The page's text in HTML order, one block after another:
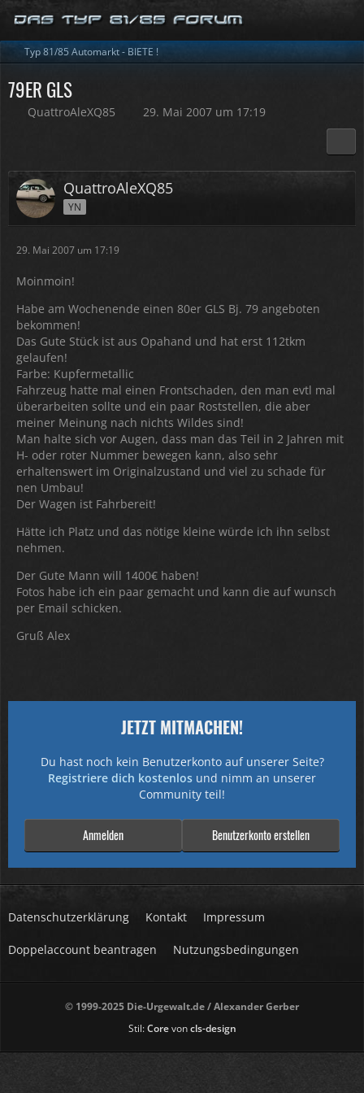
Typ 81/85 Automarkt - BIETE !
79ER GLS
QuattroAleXQ85 29. Mai 2007 um 17:19
QuattroAleXQ85
YN
29. Mai 2007 um 17:19
Moinmoin!
Habe am Wochenende einen 80er GLS Bj. 79 angeboten
bekommen!
Das Gute Stück ist aus Opahand und hat erst 112tkm
gelaufen!
Farbe: Kupfermetallic
Fahrzeug hatte mal einen Frontschaden, den man evtl mal
überarbeiten sollte und ein paar Roststellen, die aber
meiner Meinung nach nichts Wildes sind!
Man halte sich vor Augen, dass man das Teil in 2 Jahren mit
H- oder roter Nummer bewegen kann, also sehr
erhaltenswert im Originalzustand und viel zu schade für
nen Umbau!
Der Wagen ist Fahrbereit!
Hätte ich Platz und das nötige kleine würde ich ihn selbst
nehmen.
Der Gute Mann will 1400€ haben!
Fotos habe ich ein paar gemacht und kann die auf wunsch
per Email schicken.
Gruß Alex
JETZT MITMACHEN!
Du hast noch kein Benutzerkonto auf unserer Seite?
Registriere dich kostenlos und nimm an unserer
Community teil!
Benutzerkonto erstellen
Anmelden
Datenschutzerklärung Kontakt Impressum
Doppelaccount beantragen Nutzungsbedingungen
© 1999-2025 Die-Urgewalt.de / Alexander Gerber
Stil:Corevoncls-design